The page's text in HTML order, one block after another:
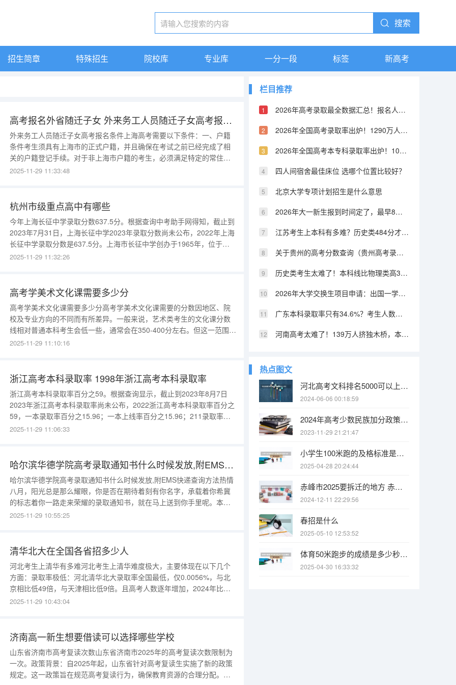
搜索
招生简章 特殊招生 院校库 专业库 一分一段 标签 新高考
高考报名外省随迁子女 外来务工人员随迁子女高考报名条件
外来务工人员随迁子女高考报名条件上海高考需要以下条件：一、户籍
条件考生须具有上海市的正式户籍，并且确保在考试之前已经完成了相
关的户籍登记手续。对于非上海市户籍的考生，必须满足特定的常住要
求，比如在上海已经连续居住了一段时间等。具体的常住时间可能会根
2025-11-29 11:33:48
杭州市级重点高中有哪些
今年上海长征中学录取分数637.5分。根据查询中考助手网得知，截止到
2023年7月31日，上海长征中学2023年录取分数尚未公布，2022年上海
长征中学录取分数是637.5分。上海市长征中学创办于1965年，位于普
陀区真光路919号，是一所师资力量雄厚、教学设施先进完善、教育环境
2025-11-29 11:32:26
高考学美术文化课需要多少分
高考学美术文化课需要多少分高考学美术文化课需要的分数因地区、院
校及专业方向的不同而有所差异。一般来说，艺术类考生的文化课分数
线相对普通本科考生会低一些，通常会在350-400分左右。但这一范围仅
供参考，具体分数还需根据考生所在地区及所报考的院校和专业来确
2025-11-29 11:10:16
浙江高考本科录取率 1998年浙江高考本科录取率
浙江高考本科录取率百分之59。根据查询显示，截止到2023年8月7日
2023年浙江高考本科录取率尚未公布，2022浙江高考本科录取率百分之
59，一本录取率百分之15.96；一本上线率百分之15.96；211录取率百
分之4.4；985录取率百分之1.87，浙江，简称“浙”，是中华人民共和国
2025-11-29 11:06:33
哈尔滨华德学院高考录取通知书什么时候发放,附EMS快递查询方法
哈尔滨华德学院高考录取通知书什么时候发放,附EMS快递查询方法热情
八月，阳光总是那么耀眼，你是否在期待着刻有你名字，承载着你希冀
的标志着你一路走来荣耀的录取通知书，就在马上送到你手里呢。本文
我整理了关于广东技术师范大学天吃河学院的录取通知书发放时间及
通知
2025-11-29 10:55:25
清华北大在全国各省招多少人
河北考生上清华有多难河北考生上清华难度极大，主要体现在以下几个
方面：录取率极低：河北清华北大录取率全国最低，仅0.0056%，与北
京相比低49倍，与天津相比低9倍。且高考人数逐年增加，2024年比
2023年多近6万人，录取率始终低于0.006%。分数要求高：理科需683
2025-11-29 10:43:04
济南高一新生想要借读可以选择哪些学校
山东省济南市高考复读次数山东省济南市2025年的高考复读次数限制为
一次。政策背景：自2025年起，山东省针对高考复读生实施了新的政策
规定。这一政策旨在规范高考复读行为，确保教育资源的合理分配。具
栏目推荐
2026年高考录取最全数据汇总！报名人数、录取率、各省排名一张表看懂
2026年全国高考录取率出炉！1290万人报名，本科率只有40%？
2026年全国高考本专科录取率出炉！10个人里8个有学上，但本科只有4个
四人间宿舍最佳床位 选哪个位置比较好？
北京大学专项计划招生是什么意思
2026年大一新生报到时间定了，最早8月底就开学，买票要趁早
江苏考生上本科有多难？历史类484分才能上本科，物理类456分
关于贵州的高考分数查询（贵州高考录取位次分数线近3年）
历史类考生太难了！本科线比物理类高30-50分，招生计划只有零头
2026年大学交换生项目申请：出国一学期，费用及学分互认
广东本科录取率只有34.6%？考生人数多、好学校少，太难了
河南高考太难了！139万人挤独木桥，本科率只有30%
热点图文
河北高考文科排名5000可以上211吗?
2024-06-06 00:18:59
2024年高考少数民族加分政策（2024年高考政策）
2023-11-29 21:21:47
小学生100米跑的及格标准是多少秒
2025-04-28 20:24:44
赤峰市2025要拆迁的地方 赤峰市2025要拆迁的地方
2024-12-11 22:29:56
春招是什么
2025-05-10 12:53:52
体育50米跑步的成绩是多少秒合格呢？
2025-04-30 16:33:32